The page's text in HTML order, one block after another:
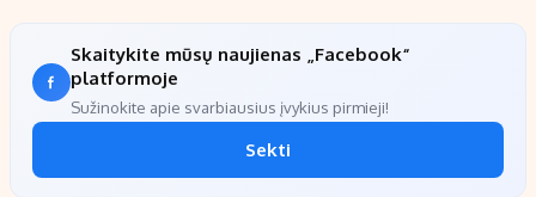
Skaitykite mūsų naujienas „Facebook“
platformoje
Sužinokite apie svarbiausius įvykius pirmieji!
Sekti